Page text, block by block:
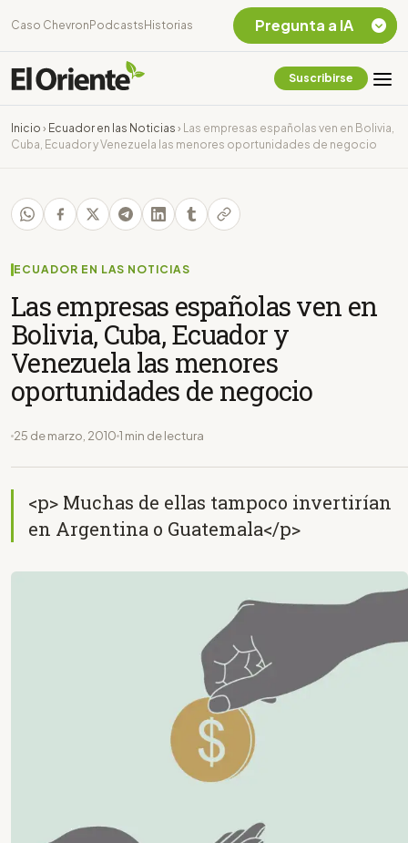
Caso Chevron Podcasts Historias
Suscribirse
Inicio › Ecuador en las Noticias ›
Las empresas españolas ven en Bolivia,
Cuba, Ecuador y Venezuela las menores oportunidades de negocio
ECUADOR EN LAS NOTICIAS
Las empresas españolas ven en
Bolivia, Cuba, Ecuador y
Venezuela las menores
oportunidades de negocio
25 de marzo, 2010 1 min de lectura
<p> Muchas de ellas tampoco invertirían
en Argentina o Guatemala</p>
Pregunta a IA
Chevron Ecuador